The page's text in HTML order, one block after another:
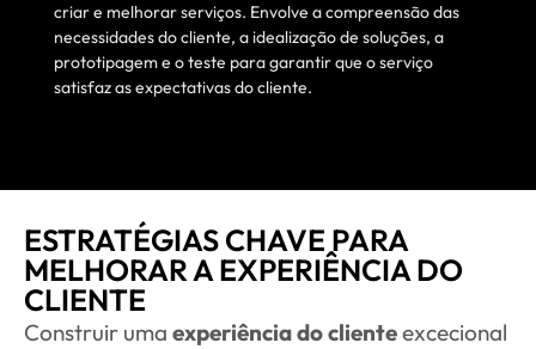
criar e melhorar serviços. Envolve a compreensão das
necessidades do cliente, a idealização de soluções, a
prototipagem e o teste para garantir que o serviço
satisfaz as expectativas do cliente.
ESTRATÉGIAS CHAVE PARA
MELHORAR A EXPERIÊNCIA DO
CLIENTE
Construir uma experiência do clienteexcecional